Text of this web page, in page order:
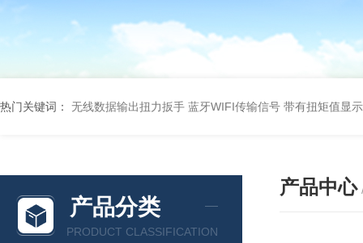
热门关键词： 无线数据输出扭力扳手 蓝牙WIFI传输信号 带有扭矩值显
产品分类
PRODUCT CLASSIFICATION
产品中心